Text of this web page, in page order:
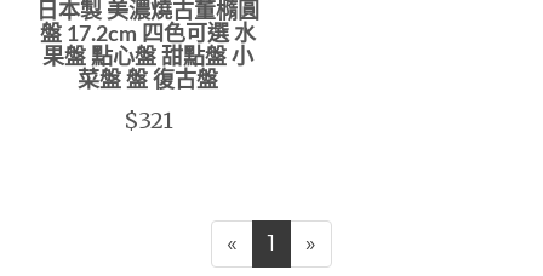
日本製 美濃燒古董橢圓
盤 17.2cm 四色可選 水
果盤 點心盤 甜點盤 小
菜盤 盤 復古盤
$321
« 1 »